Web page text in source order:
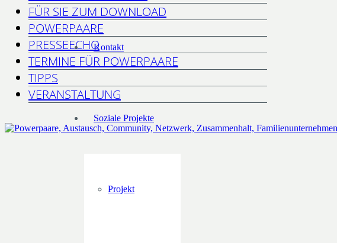
Kontakt
Soziale Projekte
Projekt
FÜR SIE ZUM DOWNLOAD
POWERPAARE
PRESSEECHO
TERMINE FÜR POWERPAARE
TIPPS
VERANSTALTUNG